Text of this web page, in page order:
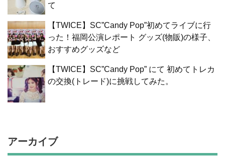
て
【TWICE】SC”Candy Pop”初めてライブに行
った！福岡公演レポート グッズ(物販)の様子、
おすすめグッズなど
【TWICE】SC”Candy Pop” にて 初めてトレカ
の交換(トレード)に挑戦してみた。
アーカイブ